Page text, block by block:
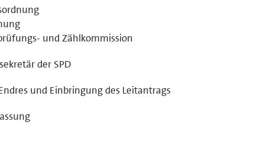
und Zählkommission
der SPD
und Einbringung des Leitantrags